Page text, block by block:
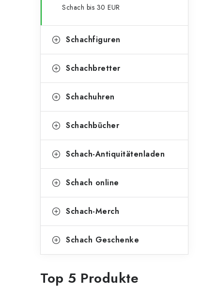
Schach bis 30 EUR
Schachfiguren
Schachbretter
Schachuhren
Schachbücher
Schach-Antiquitätenladen
Schach online
Schach-Merch
Schach Geschenke
Top 5 Produkte